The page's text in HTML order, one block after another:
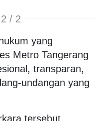
/ 2
yang
Metro Tangerang
transparan,
undangan yang
tersebut